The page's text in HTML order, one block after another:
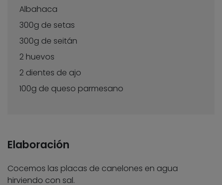
Albahaca
300g de setas
300g de seitán
2 huevos
2 dientes de ajo
100g de queso parmesano
Elaboración
Cocemos las placas de canelones en agua
hirviendo con sal.